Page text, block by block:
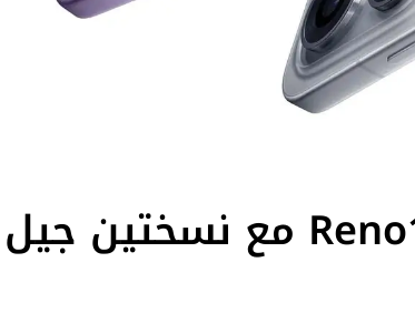
اوبو تطلق هاتف Reno13 F مع نسختين جيل